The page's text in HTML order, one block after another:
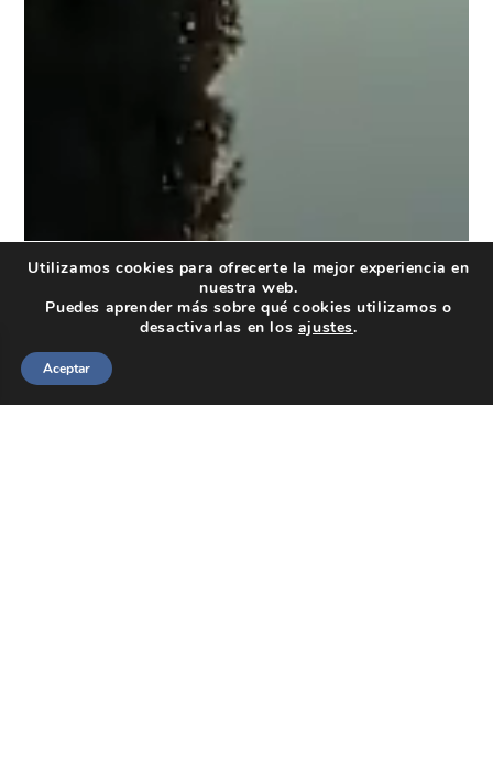
Spanish
Utilizamos cookies para ofrecerte la mejor experiencia en
nuestra web.
Puedes aprender más sobre qué cookies utilizamos o
desactivarlas en los ajustes.
Aceptar